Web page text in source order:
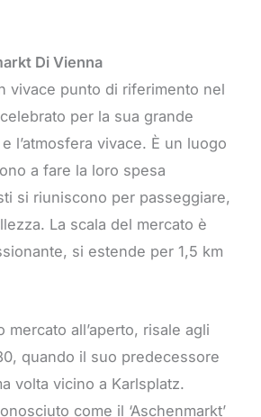
Di Vienna
vivace punto di riferimento nel
per la sua grande
l’atmosfera vivace. È un luogo
a fare la loro spesa
si riuniscono per passeggiare,
La scala del mercato è
si estende per 1,5 km
mercato all’aperto, risale agli
quando il suo predecessore
volta vicino a Karlsplatz.
come il ‘Aschenmarkt’